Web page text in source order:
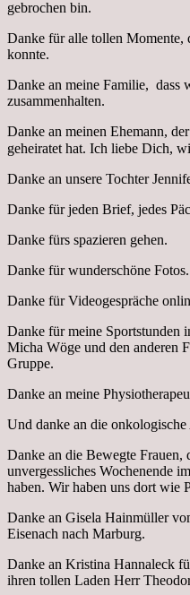
gebrochen bin.
Danke für alle tollen Momente,
konnte.
Danke an meine Familie, dass
zusammenhalten.
Danke an meinen Ehemann,
geheiratet hat. Ich liebe Dich,
Danke an unsere Tochter
Danke für jeden Brief, jedes
Danke fürs spazieren gehen.
Danke für wunderschöne Fotos.
Danke für Videogespräche
Danke für meine Sportstunden
Micha Wöge und den anderen
Gruppe.
Danke an meine
Und danke an die
Danke an die Bewegte Frauen,
unvergessliches Wochenende
haben. Wir haben uns dort wie
Danke an Gisela Hainmüller
Eisenach nach Marburg.
Danke an Kristina Hannaleck
ihren tollen Laden Herr